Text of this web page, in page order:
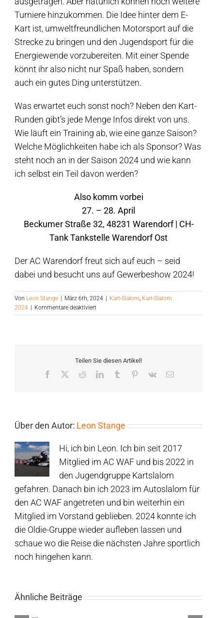
Turniere hinzukommen. Die Idee hinter dem E-
Kart ist, umweltfreundlichen Motorsport auf die
Strecke zu bringen und den Jugendsport für die
Energiewende vorzubereiten. Mit einer Spende
könnt ihr also nicht nur Spaß haben, sondern
auch ein gutes Ding unterstützen.
Was erwartet euch sonst noch? Neben den Kart-
Runden gibt’s jede Menge Infos direkt von uns.
Wie läuft ein Training ab, wie eine ganze Saison?
Welche Möglichkeiten habe ich als Sponsor? Was
steht noch an in der Saison 2024 und wie kann
ich selbst ein Teil davon werden?
Also komm vorbei
27. – 28. April
Beckumer Straße 32, 48231 Warendorf | CH-
Tank Tankstelle Warendorf Ost
Der AC Warendorf freut sich auf euch – seid
dabei und besucht uns auf Gewerbeshow 2024!
Von Leon Stange März 6th, 2024 Kart-Slalom, Kart-Slalom
2024
Kommentare deaktiviertfür
Teilnahme
Teilen Sie diesen Artikel!
Facebook
TwitterRedditLinkedInTumblr Pinterest
Vk
E-
Über den Autor: Leon Stange
Hi, ich bin Leon. Ich bin seit 2017
Mitglied im AC WAF und bis 2022 in
den Jugendgruppe Kartslalom
gefahren. Danach bin ich 2023 im Autoslalom für
den AC WAF angetreten und bin weiterhin ein
Mitglied im Vorstand geblieben. 2024 konnte ich
die Oldie-Gruppe wieder aufleben lassen und
schaue wo die Reise die nächsten Jahre sportlich
noch hingehen kann.
Ähnliche Beiträge